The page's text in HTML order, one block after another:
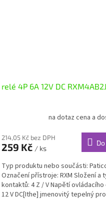
relé 4P 6A 12V DC
na dotaz cena a
214,05 Kč bez DPH
259 Kč / ks
Typ produktu nebo součásti:
Označení přístroje: RXM Složení a
kontaktů: 4 Z / V Napětí
12 V DC[Ithe] jmenovitý tepelný